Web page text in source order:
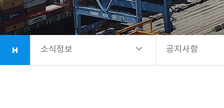
소식정보 공지사항